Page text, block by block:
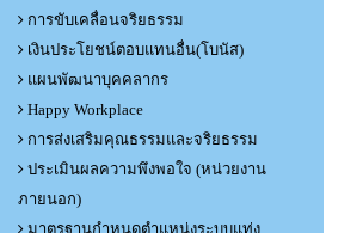
การขับเคลื่อนจริยธรรม
เงินประโยชน์ตอบแทนอื่น(โบนัส)
แผนพัฒนาบุคคลากร
Happy Workplace
การส่งเสริมคุณธรรมและจริยธรรม
ประเมินผลความพึงพอใจ (หน่วยงาน
ภายนอก)
มาตรฐานกำหนดตำแหน่งระบบแท่ง